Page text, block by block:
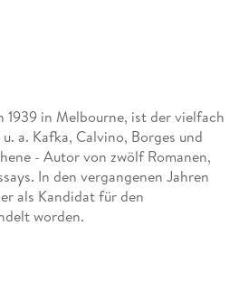
1939 in Melbourne, ist der vielfach
a. Kafka, Calvino, Borges und
- Autor von zwölf Romanen,
In den vergangenen Jahren
als Kandidat für den
worden.